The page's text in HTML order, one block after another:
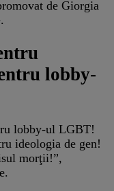
de Giorgia
lobby-
lobby-ul LGBT!
ideologia de gen!
morţii!”,